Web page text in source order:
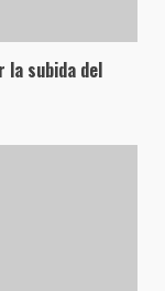
la subida del